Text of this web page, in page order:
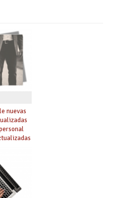
nuevas
26/27